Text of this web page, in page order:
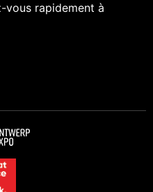
vous rapidement à